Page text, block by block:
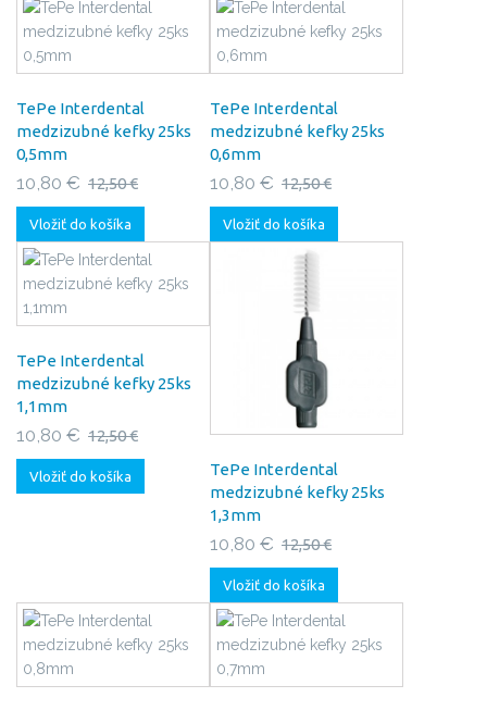
TePe Interdental
medzizubné kefky 25ks
0,5mm
10,80 € 12,50 €
Vložiť do košíka
TePe Interdental
medzizubné kefky 25ks
0,6mm
10,80 € 12,50 €
Vložiť do košíka
TePe Interdental
medzizubné kefky 25ks
1,1mm
10,80 € 12,50 €
Vložiť do košíka
TePe Interdental
medzizubné kefky 25ks
1,3mm
10,80 € 12,50 €
Vložiť do košíka